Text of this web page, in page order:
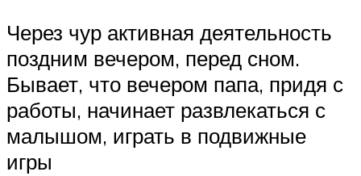
Через чур активная деятельность
поздним вечером, перед сном.
Бывает, что вечером папа, придя с
работы, начинает развлекаться с
малышом, играть в подвижные
игры